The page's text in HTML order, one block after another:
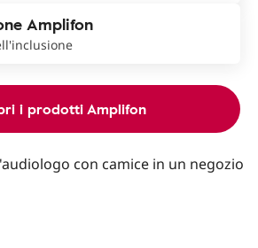
Amplifon
i prodotti Amplifon